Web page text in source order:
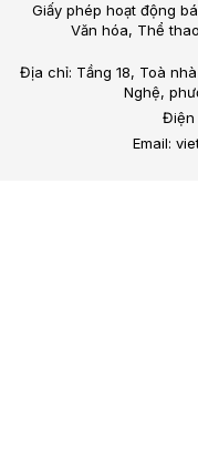
Giấy phép hoạt động
Văn hóa, Thể
Địa chỉ: Tầng 18, Toà
Nghệ,
Điện
Email: